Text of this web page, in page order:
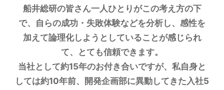
船井総研の皆さん一人ひとりがこの考え方の下
で、自らの成功・失敗体験などを分析し、感性を
加えて論理化しようとしていることが感じられ
て、とても信頼できます。
当社として約15年のお付き合いですが、私自身と
しては約10年前、開発企画部に異動してきた入社5